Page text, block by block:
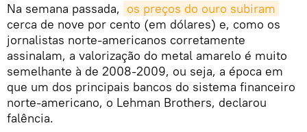
Na semana passada, os preços do ouro subiram
cerca de nove por cento (em dólares) e, como os
jornalistas norte-americanos corretamente
assinalam, a valorização do metal amarelo é muito
semelhante à de 2008-2009, ou seja, a época em
que um dos principais bancos do sistema financeiro
norte-americano, o Lehman Brothers, declarou
falência.